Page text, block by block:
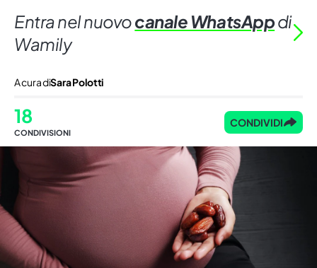
Entra nel nuovocanale WhatsAppdi
Wamily
A cura diSara Polotti
18
CONDIVISIONI
CONDIVIDI